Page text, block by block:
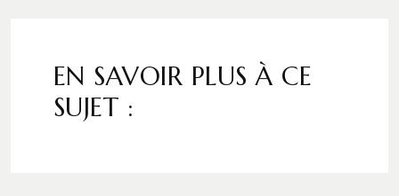
EN SAVOIR PLUS À CE
SUJET :